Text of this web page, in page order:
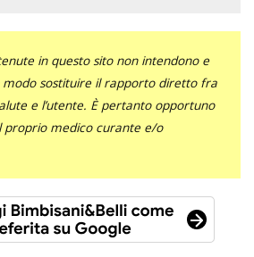
in questo sito non intendono e
modo sostituire il rapporto diretto fra
e l’utente. È pertanto opportuno
proprio medico curante e/o